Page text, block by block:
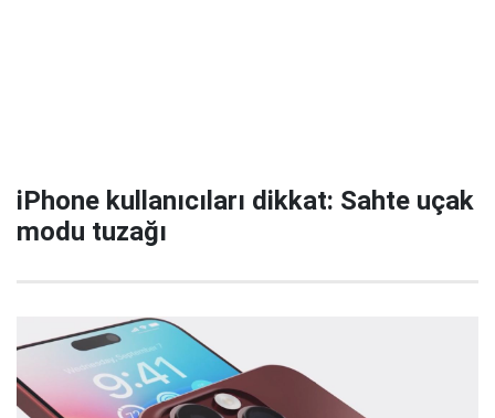
iPhone kullanıcıları dikkat: Sahte uçak
modu tuzağı